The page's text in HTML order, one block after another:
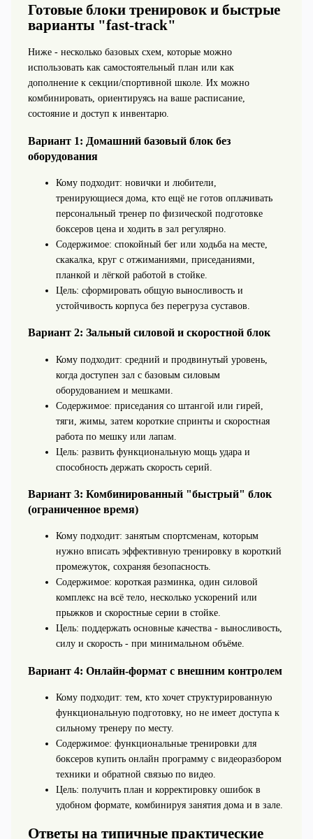
Готовые блоки тренировок и быстрые
варианты "fast-track"
Ниже - несколько базовых схем, которые можно
использовать как самостоятельный план или как
дополнение к секции/спортивной школе. Их можно
комбинировать, ориентируясь на ваше расписание,
состояние и доступ к инвентарю.
Вариант 1: Домашний базовый блок без
оборудования
Кому подходит: новички и любители,
тренирующиеся дома, кто ещё не готов оплачивать
персональный тренер по физической подготовке
боксеров цена и ходить в зал регулярно.
Содержимое: спокойный бег или ходьба на месте,
скакалка, круг с отжиманиями, приседаниями,
планкой и лёгкой работой в стойке.
Цель: сформировать общую выносливость и
устойчивость корпуса без перегруза суставов.
Вариант 2: Зальный силовой и скоростной блок
Кому подходит: средний и продвинутый уровень,
когда доступен зал с базовым силовым
оборудованием и мешками.
Содержимое: приседания со штангой или гирей,
тяги, жимы, затем короткие спринты и скоростная
работа по мешку или лапам.
Цель: развить функциональную мощь удара и
способность держать скорость серий.
Вариант 3: Комбинированный "быстрый" блок
(ограниченное время)
Кому подходит: занятым спортсменам, которым
нужно вписать эффективную тренировку в короткий
промежуток, сохраняя безопасность.
Содержимое: короткая разминка, один силовой
комплекс на всё тело, несколько ускорений или
прыжков и скоростные серии в стойке.
Цель: поддержать основные качества - выносливость,
силу и скорость - при минимальном объёме.
Вариант 4: Онлайн-формат с внешним контролем
Кому подходит: тем, кто хочет структурированную
функциональную подготовку, но не имеет доступа к
сильному тренеру по месту.
Содержимое: функциональные тренировки для
боксеров купить онлайн программу с видеоразбором
техники и обратной связью по видео.
Цель: получить план и корректировку ошибок в
удобном формате, комбинируя занятия дома и в зале.
Ответы на типичные практические